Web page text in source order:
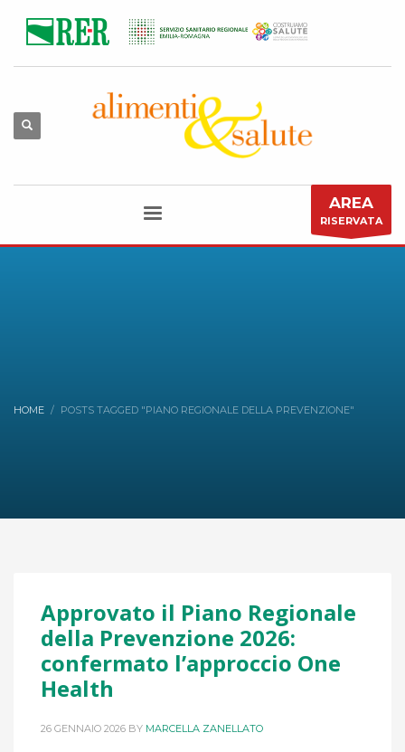
AREA
RISERVATA
HOME POSTS TAGGED "PIANO REGIONALE DELLA PREVENZIONE"
Approvato il Piano Regionale
della Prevenzione 2026:
confermato l’approccio One
Health
26 GENNAIO 2026 BY MARCELLA ZANELLATO